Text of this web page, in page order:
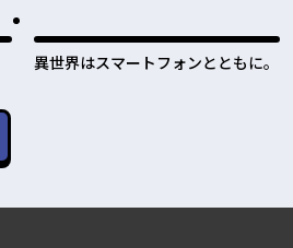
異世界はスマートフォンとともに。